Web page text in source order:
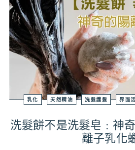
乳化 天然精油 洗髮護髮 界面
洗髮餅不是洗髮皂﹕神
離子乳化